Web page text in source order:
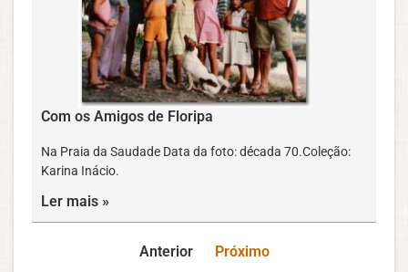
Com os Amigos de Floripa
Na Praia da Saudade Data da foto: década 70.Coleção:
Karina Inácio.
Ler mais »
Anterior Próximo